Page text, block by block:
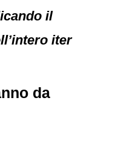
il
iter
da